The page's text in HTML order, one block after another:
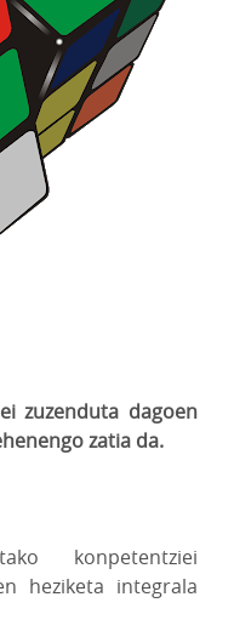
zuzenduta dagoen
zatia da.
konpetentziei
heziketa integrala